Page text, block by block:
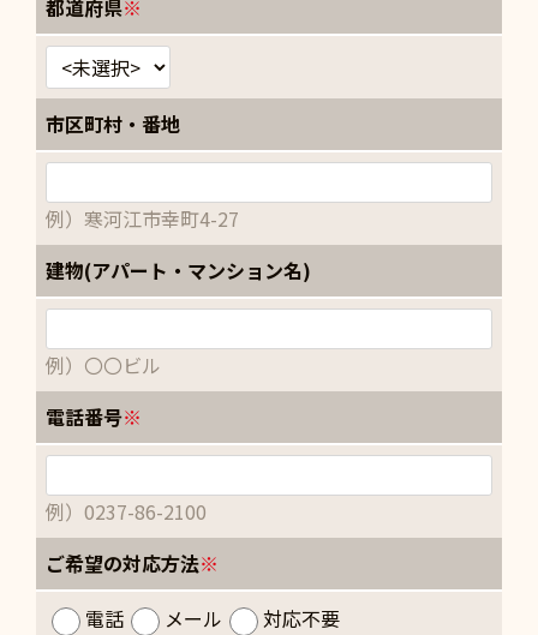
都道府県※
市区町村・番地
例）寒河江市幸町4-27
建物(アパート・マンション名)
例）〇〇ビル
電話番号※
例）0237-86-2100
ご希望の対応方法※
電話
メール 対応不要